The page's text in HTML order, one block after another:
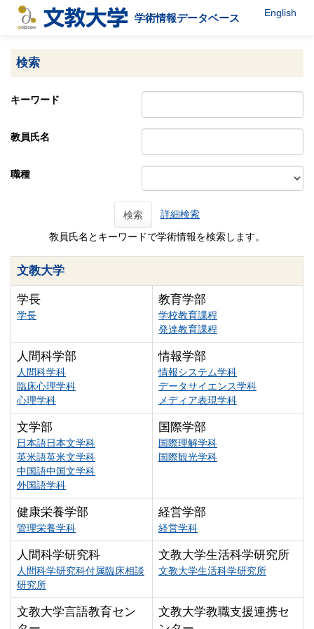
学術情報データベース English
検索
キーワード
教員氏名
職種
検索 詳細検索
教員氏名とキーワードで学術情報を検索します。
文教大学
学長
学長
教育学部
学校教育課程
発達教育課程
人間科学部
人間科学科
臨床心理学科
心理学科
情報学部
情報システム学科
データサイエンス学科
メディア表現学科
文学部
日本語日本文学科
英米語英米文学科
中国語中国文学科
外国語学科
国際学部
国際理解学科
国際観光学科
健康栄養学部
管理栄養学科
経営学部
経営学科
人間科学研究科
人間科学研究科付属臨床相談
研究所
文教大学生活科学研究所
文教大学生活科学研究所
文教大学言語教育セン
文教大学教職支援連携セ